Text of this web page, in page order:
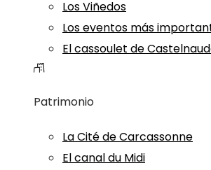
Los Viñedos
Los eventos más
El cassoulet de
Patrimonio
La Cité de Carcassonne
El canal du Midi